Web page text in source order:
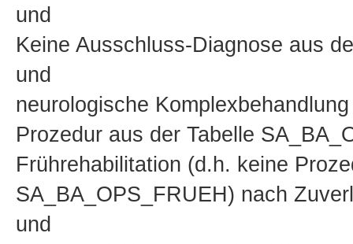
und
Keine Ausschluss-Diagnose aus
und
neurologische
Prozedur aus der Tabelle
Frührehabilitation (d.h. keine
SA_BA_OPS_FRUEH) nach
und